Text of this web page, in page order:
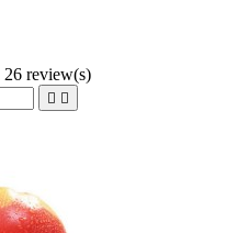
26 review(s)
 